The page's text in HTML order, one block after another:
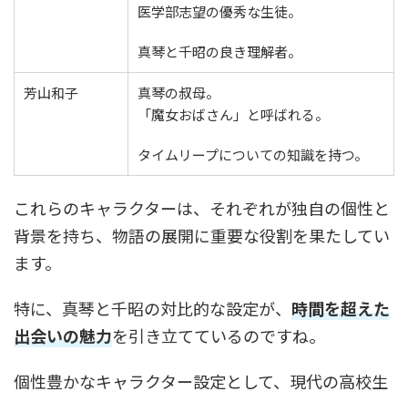
医学部志望の優秀な生徒。
真琴と千昭の良き理解者。
芳山和子
真琴の叔母。
「魔女おばさん」と呼ばれる。
タイムリープについての知識を持つ。
これらのキャラクターは、それぞれが独自の個性と
背景を持ち、物語の展開に重要な役割を果たしてい
ます。
特に、真琴と千昭の対比的な設定が、 時間を超えた
出会いの魅力を引き立てているのですね。
個性豊かなキャラクター設定として、現代の高校生